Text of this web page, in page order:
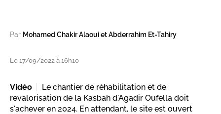
Par Mohamed Chakir Alaoui et Abderrahim Et-Tahiry
Le 17/09/2022 à 16h10
Vidéo
Le chantier de réhabilitation et de
revalorisation de la Kasbah d'Agadir Oufella doit
s'achever en 2024. En attendant, le site est ouvert